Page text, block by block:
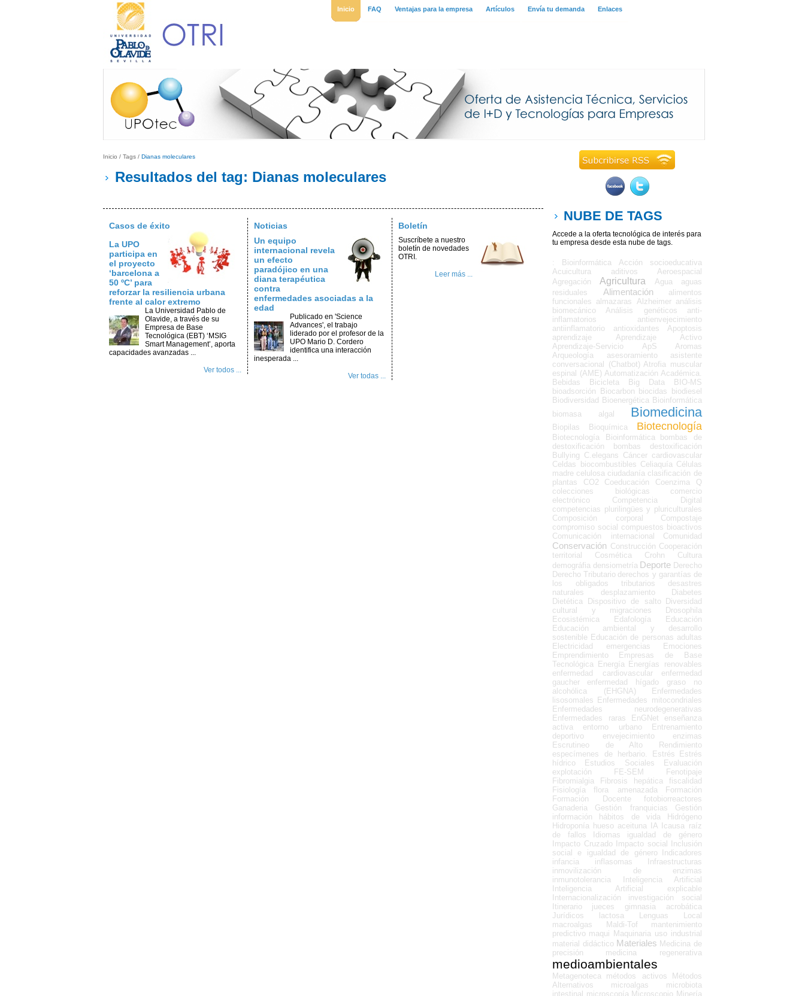
Inicio FAQ Ventajas para la empresa Artículos Envía tu demanda Enlaces
Inicio / Tags / Dianas moleculares
Resultados del tag: Dianas moleculares
Casos de éxito
La UPO
participa en
el proyecto
‘barcelona a
50 ºC’ para
reforzar la resiliencia urbana
frente al calor extremo
La Universidad Pablo de
Olavide, a través de su
Empresa de Base
Tecnológica (EBT) ‘MSIG
Smart Management’, aporta
capacidades avanzadas ...
Ver todos ...
Noticias
Un equipo
internacional revela
un efecto
paradójico en una
diana terapéutica
contra
enfermedades asociadas a la
edad
Publicado en 'Science
Advances', el trabajo
liderado por el profesor de la
UPO Mario D. Cordero
identifica una interacción
inesperada ...
Ver todas ...
Boletín
Suscríbete a nuestro
boletín de novedades
OTRI.
Leer más ...
NUBE DE TAGS
Accede a la oferta tecnológica de interés para
tu empresa desde esta nube de tags.
: Bioinformática
Acción socioeducativa
Acuicultura
aditivos
Aeroespacial
Agregación
Agricultura Agua
aguas
residuales
Alimentación
alimentos
funcionales almazaras Alzheimer análisis
biomecánico
Análisis genéticos
anti-
inflamatorios
antienvejecimiento
antiinflamatorio
antioxidantes
Apoptosis
aprendizaje
Aprendizaje Activo
Aprendizaje-Servicio
ApS
Aromas
Arqueología
asesoramiento
asistente
conversacional (Chatbot) Atrofia muscular
espinal (AME) Automatización Académica.
Bebidas
Bicicleta Big Data
BIO-MS
bioadsorción
Biocarbon biocidas
biodiesel
Biodiversidad
Bioenergética Bioinformática
biomasa algal
Biomedicina
Biopilas Bioquímica Biotecnología
Biotecnología Bioinformática
bombas de
destoxificación
bombas destoxificación
Bullying C.elegans Cáncer cardiovascular
Celdas biocombustibles Celiaquía Células
madre celulosa ciudadanía clasificación de
plantas
CO2 Coeducación
Coenzima Q
colecciones biológicas
comercio
electrónico
Competencia Digital
competencias plurilingües y pluriculturales
Composición corporal
Compostaje
compromiso social compuestos bioactivos
Comunicación internacional
Comunidad
Conservación Construcción Cooperación
territorial
Cosmética Crohn
Cultura
demográfia densiometría Deporte Derecho
Derecho Tributario derechos y garantías de
los obligados tributarios
desastres
naturales
desplazamiento
Diabetes
Dietética
Dispositivo de salto
Diversidad
cultural y migraciones
Drosophila
Ecosistémica
Edafología
Educación
Educación ambiental y desarrollo
sostenible Educación de personas adultas
Electricidad
emergencias
Emociones
Emprendimiento
Empresas de Base
Tecnológica Energía Energías renovables
enfermedad cardiovascular
enfermedad
gaucher
enfermedad hígado graso no
alcohólica (EHGNA)
Enfermedades
lisosomales Enfermedades mitocondriales
Enfermedades neurodegenerativas
Enfermedades raras
EnGNet
enseñanza
activa
entorno urbano
Entrenamiento
deportivo
envejecimiento
enzimas
Escrutineo de Alto Rendimiento
especímenes de herbario.
Estrés
Estrés
hídrico
Estudios Sociales
Evaluación
explotación
FE-SEM
Fenotipaje
Fibromialgia
Fibrosis hepática
fiscalidad
Fisiología
flora amenazada
Formación
Formación Docente
fotobiorreactores
Ganaderia
Gestión franquicias
Gestión
información
hábitos de vida
Hidrógeno
Hidroponía hueso aceituna IA
Icausa raíz
de fallos
Idiomas
igualdad de género
Impacto Cruzado
Impacto social
Inclusión
social e igualdad de género
Indicadores
infancia
inflasomas
Infraestructuras
inmovilización de enzimas
inmunotolerancia
Inteligencia Artificial
Inteligencia Artificial explicable
Internacionalización
investigación social
Itinerario
jueces gimnasia acrobática
Jurídicos
lactosa Lenguas
Local
macroalgas
Maldi-Tof
mantenimiento
predictivo maqui Maquinaria uso industrial
material didáctico Materiales Medicina de
precisión
medicina regenerativa
medioambientales
Metagenoteca métodos activos
Métodos
Alternativos
microalgas
microbiota
intestinal microscopía Microscopio Minería